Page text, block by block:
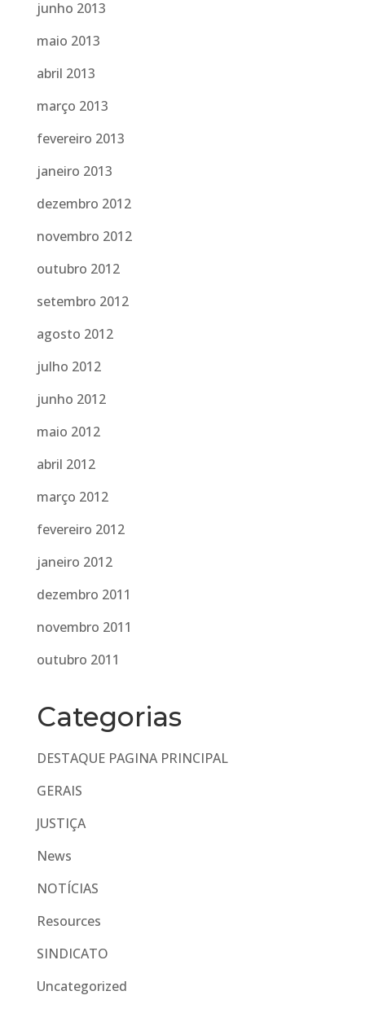
junho 2013
maio 2013
abril 2013
março 2013
fevereiro 2013
janeiro 2013
dezembro 2012
novembro 2012
outubro 2012
setembro 2012
agosto 2012
julho 2012
junho 2012
maio 2012
abril 2012
março 2012
fevereiro 2012
janeiro 2012
dezembro 2011
novembro 2011
outubro 2011
Categorias
DESTAQUE PAGINA PRINCIPAL
GERAIS
JUSTIÇA
News
NOTÍCIAS
Resources
SINDICATO
Uncategorized